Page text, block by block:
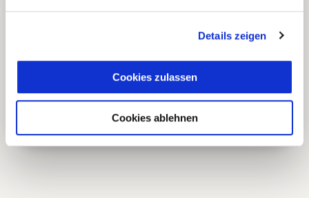
Details zeigen
Cookies zulassen
Cookies ablehnen
lokalen Partnern.
5
Einzigartige und authentische
üblichen Touristenpfade.